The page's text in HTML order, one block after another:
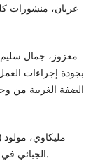
غريان، منشورات
بجودة إجراءات
الضفة الغربية من
الجبائي في الجزائر"، مجلة أداء المؤسسات الجزائرية، الجزائر.